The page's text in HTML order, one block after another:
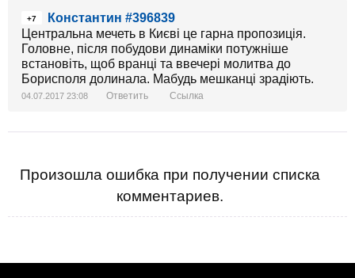
+7
Константин #396839
Центральна мечеть в Києві це гарна пропозиція.
Головне, після побудови динаміки потужніше
встановіть, щоб вранці та ввечері молитва до
Борисполя долинала. Мабудь мешканці зрадіють.
04.07.2017 23:08 Ответить Ссылка
Произошла ошибка при получении списка
комментариев.